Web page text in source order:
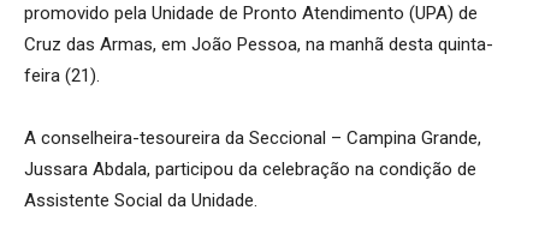
promovido pela Unidade de Pronto Atendimento (UPA) de
Cruz das Armas, em João Pessoa, na manhã desta quinta-
feira (21).
A conselheira-tesoureira da Seccional – Campina Grande,
Jussara Abdala, participou da celebração na condição de
Assistente Social da Unidade.